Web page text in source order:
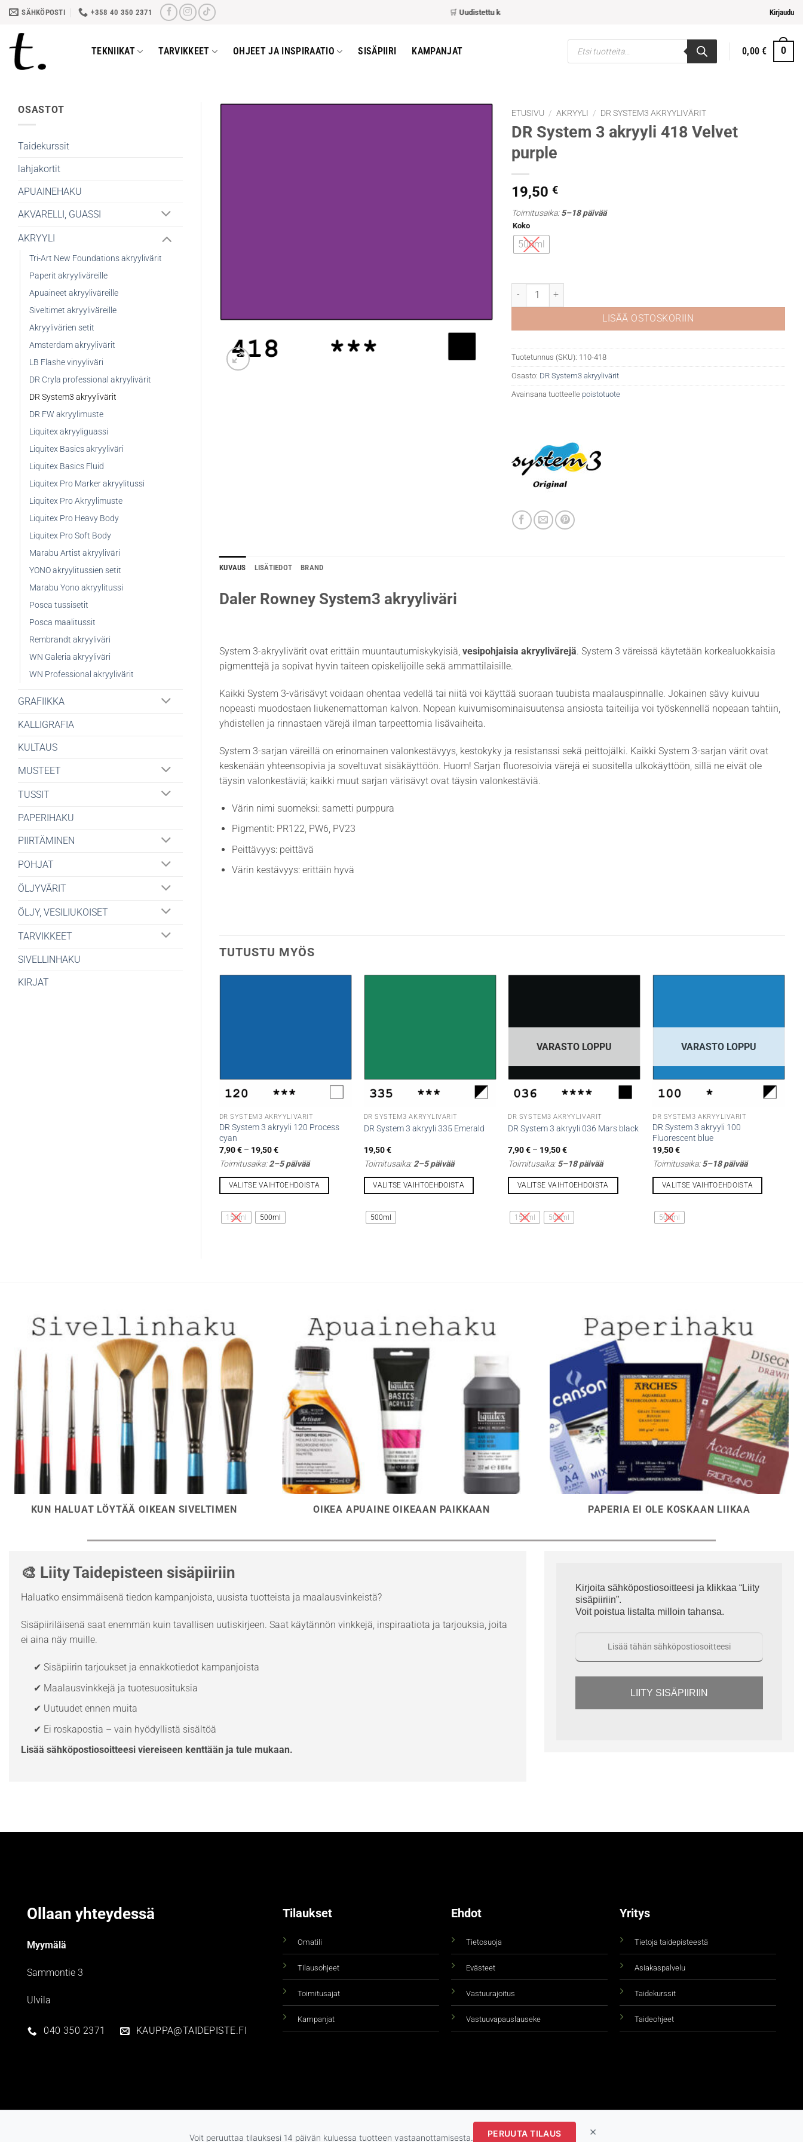
Skip
content
SÄHKÖPOSTI +358 40 350 2371 Uudistettu kassa Kirjaudu
TEKNIIKAT TARVIKKEET OHJEET JA INSPIRAATIO SISÄPIIRI KAMPANJAT
Products
search
0,00€ 0
OSASTOT
Taidekurssit
lahjakortit
APUAINEHAKU
AKVARELLI, GUASSI
AKRYYLI
Tri-Art New Foundations akryylivärit
Paperit akryyliväreille
Apuaineet akryyliväreille
Siveltimet akryyliväreille
Akryylivärien setit
Amsterdam akryylivärit
LB Flashe vinyyliväri
DR Cryla professional akryylivärit
DR System3 akryylivärit
DR FW akryylimuste
Liquitex akryyliguassi
Liquitex Basics akryyliväri
Liquitex Basics Fluid
Liquitex Pro Marker akryylitussi
Liquitex Pro Akryylimuste
Liquitex Pro Heavy Body
Liquitex Pro Soft Body
Marabu Artist akryyliväri
YONO akryylitussien setit
Marabu Yono akryylitussi
Posca tussisetit
Posca maalitussit
Rembrandt akryyliväri
WN Galeria akryyliväri
WN Professional akryylivärit
GRAFIIKKA
KALLIGRAFIA
KULTAUS
MUSTEET
TUSSIT
PAPERIHAKU
PIIRTÄMINEN
POHJAT
ÖLJYVÄRIT
ÖLJY, VESILIUKOISET
TARVIKKEET
SIVELLINHAKU
KIRJAT
ETUSIVU / AKRYYLI / DR SYSTEM3 AKRYYLIVÄRIT
DR System 3 akryyli 418 Velvet
purple
19,50 €
Toimitusaika:5–18 päivää
Koko
500ml
DR System 3 akryyli 418 Velvet purple määrä
LISÄÄ OSTOSKORIIN
Tuotetunnus (SKU): 110-418
Osasto: DR System3 akryylivärit
Avainsana tuotteelle poistotuote
KUVAUS LISÄTIEDOT BRAND
Daler Rowney System3 akryyliväri
System 3-akryylivärit ovat erittäin muuntautumiskykyisiä, vesipohjaisia akryylivärejä. System 3 väreissä käytetään korkealuokkaisia
pigmenttejä ja sopivat hyvin taiteen opiskelijoille sekä ammattilaisille.
Kaikki System 3-värisävyt voidaan ohentaa vedellä tai niitä voi käyttää suoraan tuubista maalauspinnalle. Jokainen sävy kuivuu
nopeasti muodostaen liukenemattoman kalvon. Nopean kuivumisominaisuutensa ansiosta taiteilija voi työskennellä nopeaan tahtiin,
yhdistellen ja rinnastaen värejä ilman tarpeettomia lisävaiheita.
System 3-sarjan väreillä on erinomainen valonkestävyys, kestokyky ja resistanssi sekä peittojälki. Kaikki System 3-sarjan värit ovat
keskenään yhteensopivia ja soveltuvat sisäkäyttöön. Huom! Sarjan fluoresoivia värejä ei suositella ulkokäyttöön, sillä ne eivät ole
täysin valonkestäviä; kaikki muut sarjan värisävyt ovat täysin valonkestäviä.
Värin nimi suomeksi: sametti purppura
Pigmentit: PR122, PW6, PV23
Peittävyys: peittävä
Värin kestävyys: erittäin hyvä
TUTUSTU MYÖS
DR SYSTEM3 AKRYYLIVÄRIT
DR System 3 akryyli 120 Process
cyan
7,90€ – 19,50€Hintaluokka:
7,90 €
-
19,50 €
Toimitusaika:2–5 päivää
VALITSE VAIHTOEHDOISTA
tuotteella
sivulla.
150ml 500ml
DR SYSTEM3 AKRYYLIVÄRIT
DR System 3 akryyli 335 Emerald
19,50€
Toimitusaika:2–5 päivää
VALITSE VAIHTOEHDOISTA
tuotteella
sivulla.
500ml
VARASTO LOPPU
DR SYSTEM3 AKRYYLIVÄRIT
DR System 3 akryyli 036 Mars black
7,90€ – 19,50€Hintaluokka:
-
19,50 €
Toimitusaika:5–18 päivää
VALITSE VAIHTOEHDOISTA
tuotteella
150ml 500ml
VARASTO LOPPU
DR SYSTEM3 AKRYYLIVÄRIT
DR System 3 akryyli 100
Fluorescent blue
19,50€
Toimitusaika:5–18 päivää
VALITSE VAIHTOEHDOISTA
tuotteella
sivulla.
500ml
KUN HALUAT LÖYTÄÄ OIKEAN SIVELTIMEN OIKEA APUAINE OIKEAAN PAIKKAAN PAPERIA EI OLE KOSKAAN LIIKAA
🎨 Liity Taidepisteen sisäpiiriin
Haluatko ensimmäisenä tiedon kampanjoista, uusista tuotteista ja maalausvinkeistä?
Sisäpiiriläisenä saat enemmän kuin tavallisen uutiskirjeen. Saat käytännön vinkkejä, inspiraatiota ja tarjouksia, joita
ei aina näy muille.
✔ Sisäpiirin tarjoukset ja ennakkotiedot kampanjoista
✔ Maalausvinkkejä ja tuotesuosituksia
✔ Uutuudet ennen muita
✔ Ei roskapostia – vain hyödyllistä sisältöä
Lisää sähköpostiosoitteesi viereiseen kenttään ja tule mukaan.
Kirjoita sähköpostiosoitteesi ja klikkaa “Liity
sisäpiiriin”.
Voit poistua listalta milloin tahansa.
LIITY SISÄPIIRIIN
Ollaan yhteydessä
Myymälä
Sammontie 3
Ulvila
040 350 2371 KAUPPA@TAIDEPISTE.FI
Tilaukset
Omatili
Tilausohjeet
Toimitusajat
Kampanjat
Ehdot
Tietosuoja
Evästeet
Vastuurajoitus
Vastuuvapauslauseke
Yritys
Tietoja taidepisteestä
Asiakaspalvelu
Taidekurssit
Taideohjeet
Copyright 2026 © taidepiste.fi
Voit peruuttaa tilauksesi 14 päivän kuluessa tuotteen vastaanottamisesta. PERUUTA TILAUS ×